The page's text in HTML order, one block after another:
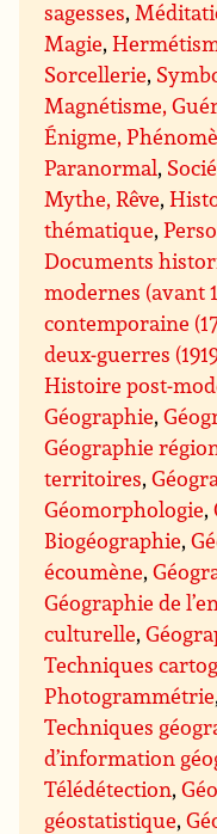
sagesses,
Magie,
Sorcellerie,
Magnétisme,
Énigme,
Paranormal,
Mythe, Rêve,
thématique,
Documents
modernes (avant
contemporaine
deux-guerres
Histoire post-
Géographie,
Géographie
territoires,
Géomorphologie,
Biogéographie,
écoumène,
Géographie de
culturelle,
Techniques
Photogrammétrie,
Techniques
d’information
Télédétection,
géostatistique,